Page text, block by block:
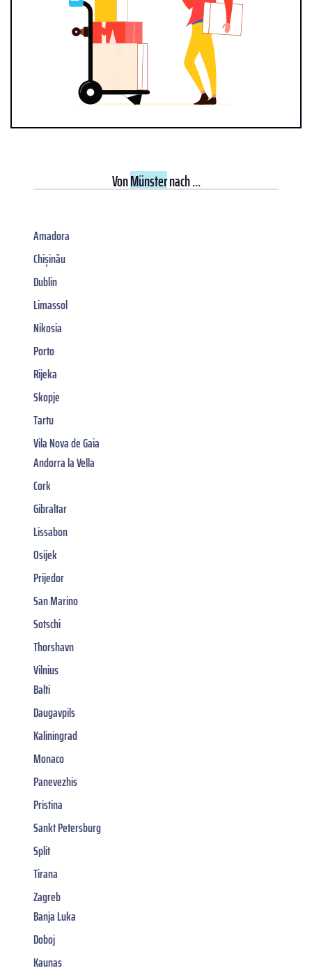
VonMünsternach ...
Amadora
Chișinău
Dublin
Limassol
Nikosia
Porto
Rijeka
Skopje
Tartu
Vila Nova de Gaia
Andorra la Vella
Cork
Gibraltar
Lissabon
Osijek
Prijedor
San Marino
Sotschi
Thorshavn
Vilnius
Balti
Daugavpils
Kaliningrad
Monaco
Panevezhis
Pristina
Sankt Petersburg
Split
Tirana
Zagreb
Banja Luka
Doboj
Kaunas